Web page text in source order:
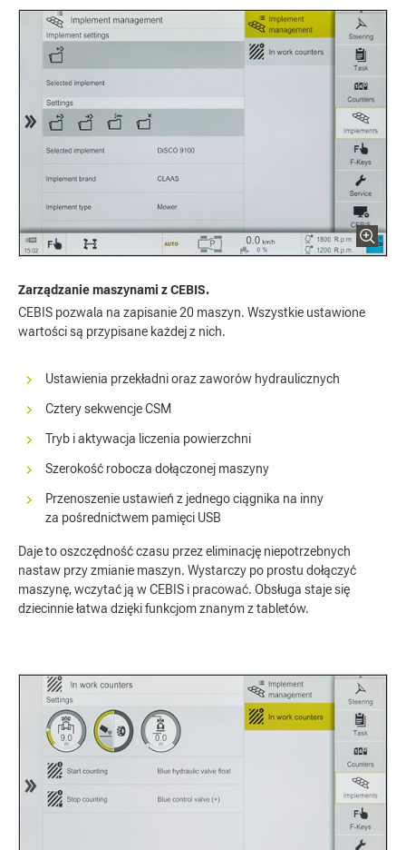
Zarządzanie maszynami z CEBIS.
CEBIS pozwala na zapisanie 20 maszyn. Wszystkie ustawione
wartości są przypisane każdej z nich.
Ustawienia przekładni oraz zaworów hydraulicznych
Cztery sekwencje CSM
Tryb i aktywacja liczenia powierzchni
Szerokość robocza dołączonej maszyny
Przenoszenie ustawień z jednego ciągnika na inny
za pośrednictwem pamięci USB
Daje to oszczędność czasu przez eliminację niepotrzebnych
nastaw przy zmianie maszyn. Wystarczy po prostu dołączyć
maszynę, wczytać ją w CEBIS i pracować. Obsługa staje się
dziecinnie łatwa dzięki funkcjom znanym z tabletów.